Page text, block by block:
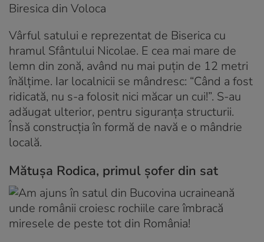
Biresica din Voloca
Vârful satului e reprezentat de Biserica cu
hramul Sfântului Nicolae. E cea mai mare de
lemn din zonă, având nu mai puțin de 12 metri
înălțime. Iar localnicii se mândresc: “Când a fost
ridicată, nu s-a folosit nici măcar un cui!”. S-au
adăugat ulterior, pentru siguranța structurii.
Însă construcția în formă de navă e o mândrie
locală.
Mătușa Rodica, primul șofer din sat